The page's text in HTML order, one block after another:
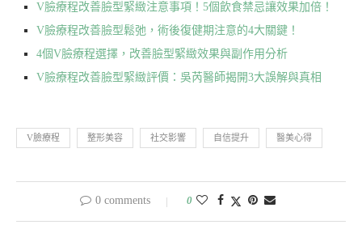
V臉療程改善臉型緊緻注意事項！5個飲食禁忌讓效果加倍！
V臉療程改善臉型鬆弛，術後復健期注意的4大關鍵！
4個V臉療程選擇，改善臉型緊緻效果與副作用分析
V臉療程改善臉型緊緻評價：吳芮醫師揭開3大誤解與真相
V臉療程 整形美容 社交影響 自信提升 醫美心得
0 comments 0